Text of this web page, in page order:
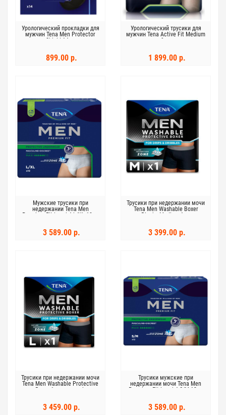
Урологический прокладки для
мужчин Tena Men Protector
Shield 14шт
899.00 р.
Урологический трусики для
мужчин Tena Active Fit Medium
9шт
1 899.00 р.
Мужские трусики при
недержании Tena Men
Premium Fit Level 4 L/XL 10шт
3 589.00 р.
Трусики при недержании мочи
Tena Men Washable Boxer
Black - Medium 1шт
3 399.00 р.
Трусики при недержании мочи
Tena Men Washable Protective
Boxer 1шт размер L
3 459.00 р.
Трусики мужские при
недержании мочи Tena Men
Premium Fit Level 4 S/M 12шт
3 589.00 р.